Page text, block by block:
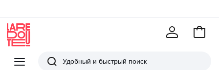
Меню
Redoute
Поиск
В